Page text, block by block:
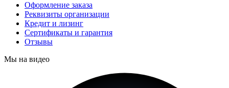
Оформление заказа
Реквизиты организации
Кредит и лизинг
Сертификаты и гарантия
Отзывы
Мы на видео